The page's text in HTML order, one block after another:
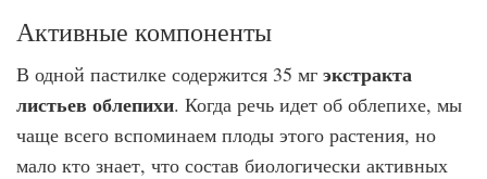
Активные компоненты
В одной пастилке содержится 35 мг экстракта
листьев облепихи. Когда речь идет об облепихе, мы
чаще всего вспоминаем плоды этого растения, но
мало кто знает, что состав биологически активных